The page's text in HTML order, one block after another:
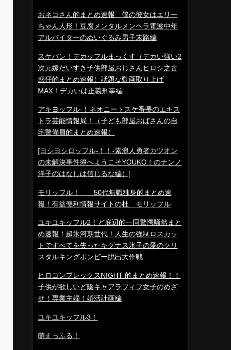
おネコさん的まとめ速報 僕の彼女はエリー
ちゃん人形！豆腐メンタルメンヘラ電波中年
アルバイターのぬいぐるみ男子末路編
スケバン！デカッフルまっくす（デカい強い2
次元嫁だいすき子供部屋おじさんヒロシ之古
惑仔的まとめ速報）話題な動画取り上げ
MAX！デカいは正義刑事編
アキヨッフル-！ネオニートスケ番長のエキス
トラ芸能情報局！（子ども部屋おばさんの自
宅警備員的まとめ速報）
[ヨシヨシロッフル-！！-素浪人勇者カツオン
の未解決事件簿へようこそYOUKO！のナンノ
洋子のはなしは信じるな編）]
モリッフル！ 50代無職独身的まとめ速
報！有益便利情報サイトの杜 モリッフル
ユキユキッフル2！ど底辺的一同驚愕騒然まと
め速報！超氷河期世代！人生の強制ロスカッ
トですべてを失ったキグナス氷子の愛のクリ
スタルキングボンビー脱出大作戦
ヒロコンプレックスNIGHT 的まとめ速報！！
子供が欲しいど陰キャアラフィフ女子のめざ
せ！専業主婦！婚活計画編
ユキユキッフル3！
萌えっふる！